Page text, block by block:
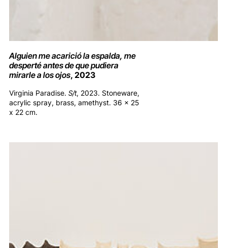
Alguien me acarició la espalda, me
desperté antes de que pudiera
mirarle a los ojos, 2023
Virginia Paradise. S/t, 2023. Stoneware,
acrylic spray, brass, amethyst. 36 x 25
x 22 cm.